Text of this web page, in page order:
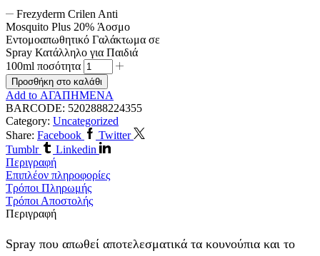
Frezyderm Crilen Anti
Mosquito Plus 20% Άοσμο
Εντομοαπωθητικό Γαλάκτωμα σε
Spray Κατάλληλο για Παιδιά
100ml ποσότητα
Προσθήκη στο καλάθι
Add to ΑΓΑΠΗΜΕΝΑ
BARCODE: 5202888224355
Category: Uncategorized
Share: Facebook
Twitter
Tumblr
Linkedin
Περιγραφή
Επιπλέον πληροφορίες
Τρόποι Πληρωμής
Τρόποι Αποστολής
Περιγραφή
Spray που απωθεί αποτελεσματικά τα κουνούπια και το